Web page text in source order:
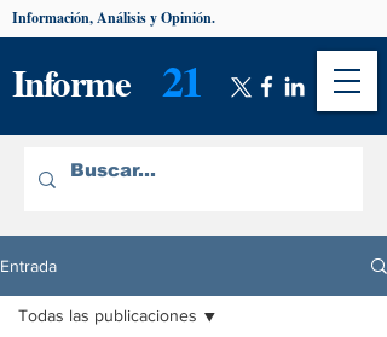
Informe 21
Información, Análisis y Opinión.
Entrada
Todas las publicaciones